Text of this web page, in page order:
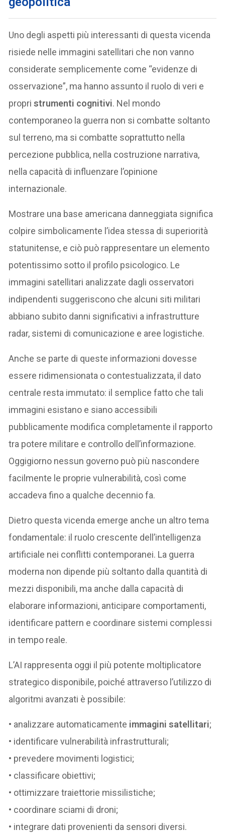
Uno degli aspetti più interessanti di questa vicenda
risiede nelle immagini satellitari che non vanno
considerate semplicemente come “evidenze di
osservazione”, ma hanno assunto il ruolo di veri e
propristrumenti cognitivi. Nel mondo
contemporaneo la guerra non si combatte soltanto
sul terreno, ma si combatte soprattutto nella
percezione pubblica, nella costruzione narrativa,
nella capacità di influenzare l’opinione
internazionale.
Mostrare una base americana danneggiata significa
colpire simbolicamente l’idea stessa di superiorità
statunitense, e ciò può rappresentare un elemento
potentissimo sotto il profilo psicologico. Le
immagini satellitari analizzate dagli osservatori
indipendenti suggeriscono che alcuni siti militari
abbiano subito danni significativi a infrastrutture
radar, sistemi di comunicazione e aree logistiche.
Anche se parte di queste informazioni dovesse
essere ridimensionata o contestualizzata, il dato
centrale resta immutato: il semplice fatto che tali
immagini esistano e siano accessibili
pubblicamente modifica completamente il rapporto
tra potere militare e controllo dell’informazione.
Oggigiorno nessun governo può più nascondere
facilmente le proprie vulnerabilità, così come
accadeva fino a qualche decennio fa.
Dietro questa vicenda emerge anche un altro tema
fondamentale: il ruolo crescente dell’intelligenza
artificiale nei conflitti contemporanei. La guerra
moderna non dipende più soltanto dalla quantità di
mezzi disponibili, ma anche dalla capacità di
elaborare informazioni, anticipare comportamenti,
identificare pattern e coordinare sistemi complessi
in tempo reale.
L’AI rappresenta oggi il più potente moltiplicatore
strategico disponibile, poiché attraverso l’utilizzo di
algoritmi avanzati è possibile:
• analizzare automaticamente immagini satellitari;
• identificare vulnerabilità infrastrutturali;
• prevedere movimenti logistici;
• classificare obiettivi;
• ottimizzare traiettorie missilistiche;
• coordinare sciami di droni;
• integrare dati provenienti da sensori diversi.